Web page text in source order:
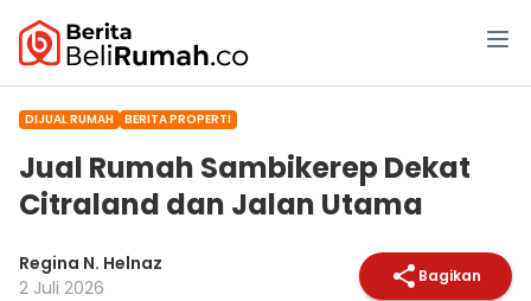
DIJUAL RUMAH BERITA PROPERTI
Jual Rumah Sambikerep Dekat
Citraland dan Jalan Utama
Regina N. Helnaz
2 Juli 2026
Bagikan